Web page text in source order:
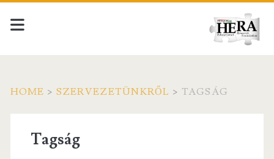
HOME > SZERVEZETÜNKRŐL > TAGSÁG
Tagság